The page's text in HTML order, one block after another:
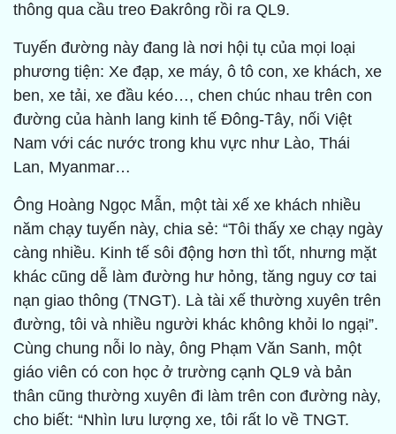
thông qua cầu treo Đakrông rồi ra QL9.
Tuyến đường này đang là nơi hội tụ của mọi loại
phương tiện: Xe đạp, xe máy, ô tô con, xe khách, xe
ben, xe tải, xe đầu kéo…, chen chúc nhau trên con
đường của hành lang kinh tế Đông-Tây, nối Việt
Nam với các nước trong khu vực như Lào, Thái
Lan, Myanmar…
Ông Hoàng Ngọc Mẫn, một tài xế xe khách nhiều
năm chạy tuyến này, chia sẻ: “Tôi thấy xe chạy ngày
càng nhiều. Kinh tế sôi động hơn thì tốt, nhưng mặt
khác cũng dễ làm đường hư hỏng, tăng nguy cơ tai
nạn giao thông (TNGT). Là tài xế thường xuyên trên
đường, tôi và nhiều người khác không khỏi lo ngại”.
Cùng chung nỗi lo này, ông Phạm Văn Sanh, một
giáo viên có con học ở trường cạnh QL9 và bản
thân cũng thường xuyên đi làm trên con đường này,
cho biết: “Nhìn lưu lượng xe, tôi rất lo về TNGT.